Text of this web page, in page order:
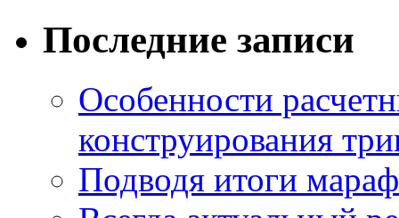
Последние записи
Особенности
конструирования
Подводя итоги